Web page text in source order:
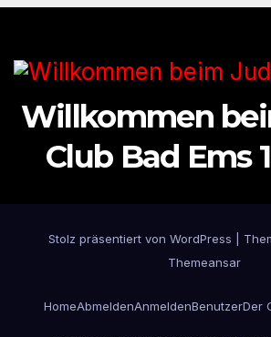
Willkommen
Club Bad Ems
Stolz präsentiert von WordPress
Themeansar
HomeAbmeldenAnmeldenBenutzerDer